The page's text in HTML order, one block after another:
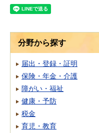
分野から探す
届出・登録・証明
保険・年金・介護
障がい・福祉
健康・予防
税金
育児・教育